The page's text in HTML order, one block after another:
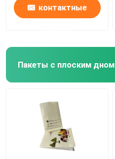
контактные
Пакеты с плоским дном